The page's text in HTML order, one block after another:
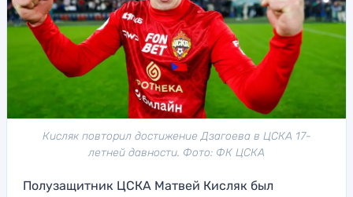
Кисляк повторил достижение Дзагоева в ЦСКА 17-
летней давности. Фото: ФК ЦСКА
Полузащитник ЦСКА Матвей Кисляк был